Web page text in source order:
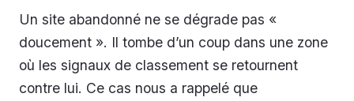
Un site abandonné ne se dégrade pas «
doucement ». Il tombe d’un coup dans une zone
où les signaux de classement se retournent
contre lui. Ce cas nous a rappelé que